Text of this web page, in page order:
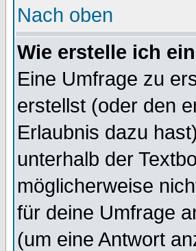
Nach oben
Wie erstelle ich
Eine Umfrage zu
erstellst (oder den
Erlaubnis dazu
unterhalb der
möglicherweise
für deine Umfrage
(um eine Antwort